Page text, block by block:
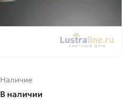
Наличие
В наличии